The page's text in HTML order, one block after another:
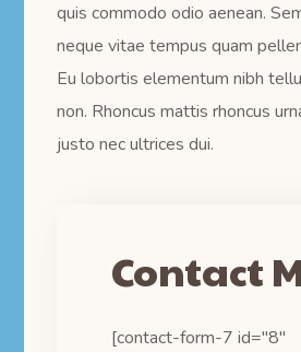
quis commodo odio aenean.
neque vitae tempus quam
Eu lobortis elementum nibh
non. Rhoncus mattis rhoncus
justo nec ultrices dui.
Contact
[contact-form-7 id="8"